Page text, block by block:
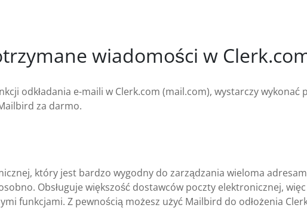
wiadomości w
odkładania e-maili w Clerk.com (mail.com), wystarczy wykonać
za darmo.
który jest bardzo wygodny do zarządzania wieloma
Obsługuje większość dostawców poczty elektronicznej,
funkcjami. Z pewnością możesz użyć Mailbird do odłożenia